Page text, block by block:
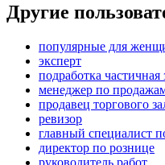
Другие
популярные для
эксперт
подработка частичная
менеджер по
продавец торгового
ревизор
главный специалист
директор по рознице